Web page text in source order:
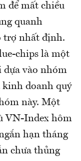
để mất chiều
quanh
trợ nhất định.
chips là một
dựa vào nhóm
kinh doanh quý
này. Một
VN-Index hôm
hạn tháng
chưa thủng